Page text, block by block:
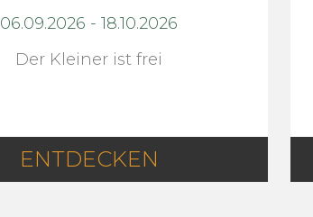
06.09.2026 -18.10.2026
Der Kleiner ist frei
ENTDECKEN